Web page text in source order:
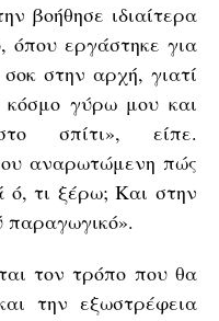
βοήθησε ιδιαίτερα
όπου εργάστηκε για
στην αρχή, γιατί
γύρω μου και
σπίτι», είπε.
αναρωτώμενη πώς
τι ξέρω; Και στην
παραγωγικό».
τον τρόπο που θα
την εξωστρέφεια